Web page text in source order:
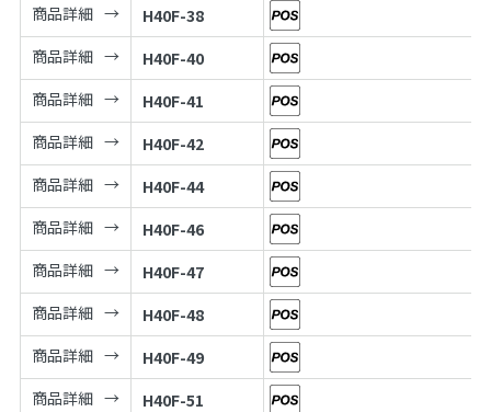
商品詳細
H40F-38
商品詳細
H40F-40
商品詳細
H40F-41
商品詳細
H40F-42
商品詳細
H40F-44
商品詳細
H40F-46
商品詳細
H40F-47
商品詳細
H40F-48
商品詳細
H40F-49
商品詳細
H40F-51